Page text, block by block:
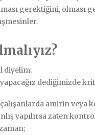
gerektiğini, olması
diyelim;
dediğimizde
amirin veya
yapılırsa zaten